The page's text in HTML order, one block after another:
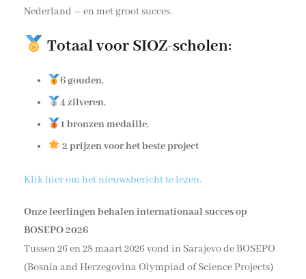
Nederland – en met groot succes.
Totaal voor SIOZ-scholen:
6 gouden,
4 zilveren,
1 bronzen medaille,
2 prijzen voor het beste project
Klik hier om het nieuwsbericht te lezen.
Onze leerlingen behalen internationaal succes op
BOSEPO 2026
Tussen 26 en 28 maart 2026 vond in Sarajevo de BOSEPO
(Bosnia and Herzegovina Olympiad of Science Projects)